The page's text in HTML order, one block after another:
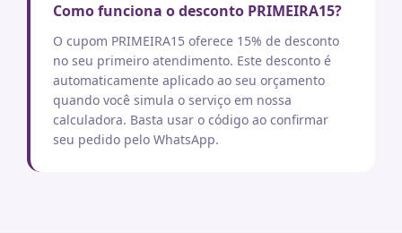
Como funciona o desconto PRIMEIRA15?
O cupom PRIMEIRA15 oferece 15% de desconto
no seu primeiro atendimento. Este desconto é
automaticamente aplicado ao seu orçamento
quando você simula o serviço em nossa
calculadora. Basta usar o código ao confirmar
seu pedido pelo WhatsApp.